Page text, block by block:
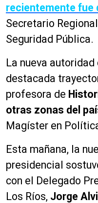
recientemente fue
Secretario
Seguridad Pública.
La nueva autoridad
destacada
profesora de
otras zonas del
Magíster en
Esta mañana, la
presidencial
con el Delegado
Los Ríos, Jorge